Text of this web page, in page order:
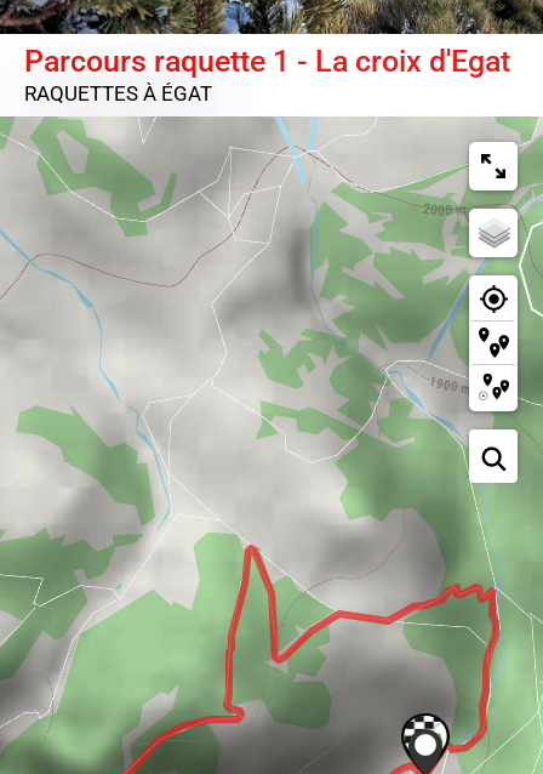
Parcours raquette 1 - La croix d'Egat
RAQUETTES À ÉGAT